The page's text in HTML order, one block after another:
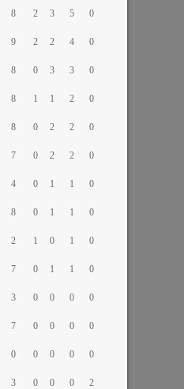
8 2 3 5 0
9 2 2 4 0
8 0 3 3 0
8 1 1 2 0
8 0 2 2 0
7 0 2 2 0
4 0 1 1 0
8 0 1 1 0
2 1 0 1 0
7 0 1 1 0
3 0 0 0 0
7 0 0 0 0
0 0 0 0 0
3 0 0 0 2